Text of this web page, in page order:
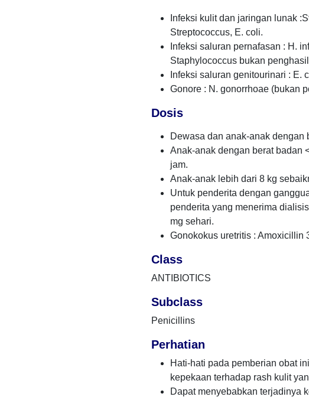
Infeksi kulit dan jaringan lunak
Streptococcus, E. coli.
Infeksi saluran pernafasan : H.
Staphylococcus bukan
Infeksi saluran genitourinari : E.
Gonore : N. gonorrhoae (bukan
Dosis
Dewasa dan anak-anak dengan
Anak-anak dengan berat badan
jam.
Anak-anak lebih dari 8 kg
Untuk penderita dengan
penderita yang menerima
mg sehari.
Gonokokus uretritis : Amoxicillin
Class
ANTIBIOTICS
Subclass
Penicillins
Perhatian
Hati-hati pada pemberian obat
kepekaan terhadap rash kulit
Dapat menyebabkan terjadinya